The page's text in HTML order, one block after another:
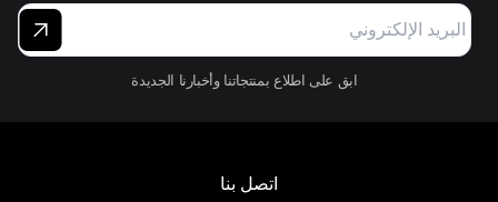
ابق على اطلاع بمنتجاتنا وأخبارنا الجديدة
اتصل بنا